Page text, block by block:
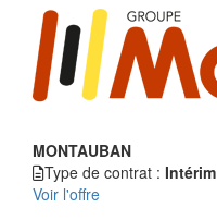
MONTAUBAN
Type de contrat : Intérim
Voir l'offre